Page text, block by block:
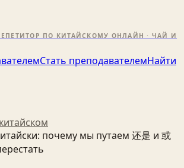
ПО КИТАЙСКОМУ ОНЛАЙН · ЧАЙ И
Стать преподавателемНайти
почему мы путаем 还是 и 或